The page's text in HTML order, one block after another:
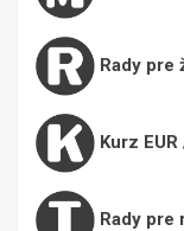
Rady pre
Kurz EUR
Rady pre